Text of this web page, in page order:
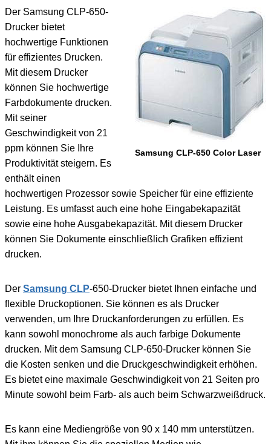
Samsung CLP-650 Color Laser
Der Samsung CLP-650-
Drucker bietet
hochwertige Funktionen
für effizientes Drucken.
Mit diesem Drucker
können Sie hochwertige
Farbdokumente drucken.
Mit seiner
Geschwindigkeit von 21
ppm können Sie Ihre
Produktivität steigern. Es
enthält einen
hochwertigen Prozessor sowie Speicher für eine effiziente
Leistung. Es umfasst auch eine hohe Eingabekapazität
sowie eine hohe Ausgabekapazität. Mit diesem Drucker
können Sie Dokumente einschließlich Grafiken effizient
drucken.
Der Samsung CLP-650-Drucker bietet Ihnen einfache und
flexible Druckoptionen. Sie können es als Drucker
verwenden, um Ihre Druckanforderungen zu erfüllen. Es
kann sowohl monochrome als auch farbige Dokumente
drucken. Mit dem Samsung CLP-650-Drucker können Sie
die Kosten senken und die Druckgeschwindigkeit erhöhen.
Es bietet eine maximale Geschwindigkeit von 21 Seiten pro
Minute sowohl beim Farb- als auch beim Schwarzweißdruck.
Es kann eine Mediengröße von 90 x 140 mm unterstützen.